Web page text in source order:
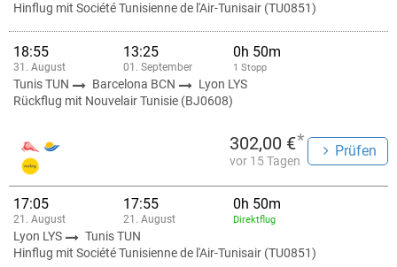
Hinflug mit Société Tunisienne de l'Air-Tunisair (TU0851)
18:55
31. August
13:25
01. September
0h 50m
1 Stopp
Tunis TUN Barcelona BCN
Lyon LYS
Rückflug mit Nouvelair Tunisie (BJ0608)
302,00 €*
vor 15 Tagen
Prüfen
17:05
21. August
17:55
21. August
0h 50m
Direktflug
Lyon LYS
Tunis TUN
Hinflug mit Société Tunisienne de l'Air-Tunisair (TU0851)